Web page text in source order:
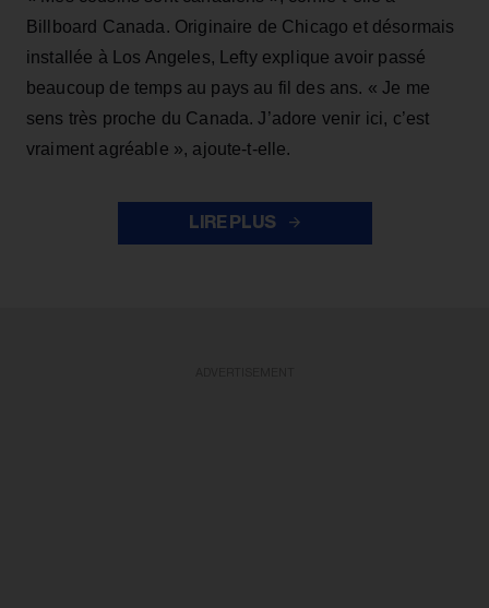
Billboard Canada. Originaire de Chicago et désormais
installée à Los Angeles, Lefty explique avoir passé
beaucoup de temps au pays au fil des ans. « Je me
sens très proche du Canada. J’adore venir ici, c’est
vraiment agréable », ajoute-t-elle.
LIRE PLUS